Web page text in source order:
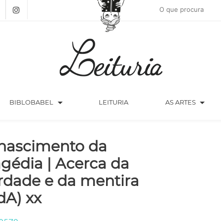
BIBLOBABEL arrow_drop_down LEITURIA AS ARTES arrow_drop_down
da
| Acerca da
e da mentira
xx